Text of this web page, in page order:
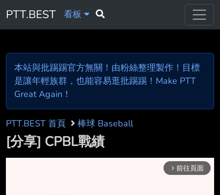
PTT.BEST 看板
本站與批踢踢官方無關！由粉絲整理製作！目標
是讓年輕族群，也能容易逛批踢踢！Make PTT
Great Again！
PTT.BEST 首頁 棒球 Baseball
[分享] CPBL戰績
arrow_forward_ios 前往頁面